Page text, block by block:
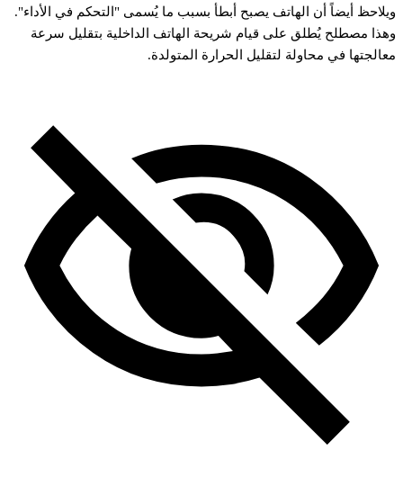
ويلاحظ أيضاً أن الهاتف يصبح أبطأ بسبب ما يُسمى "التحكم في الأداء".
وهذا
مصطلح يُطلق على قيام شريحة الهاتف الداخلية بتقليل سرعة
معالجتها في محاولة لتقليل الحرارة المتولدة.